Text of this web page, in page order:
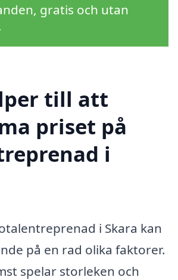
gratis och utan
till att
priset på
i
i Skara kan
på en rad olika faktorer.
spelar storleken och